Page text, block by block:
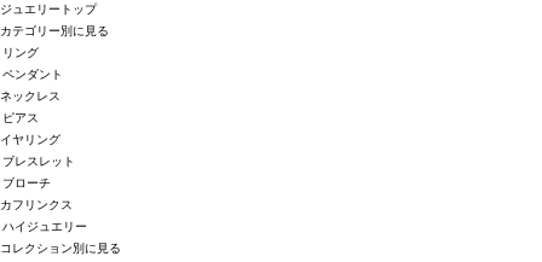
ジュエリートップ
カテゴリー別に見る
リング
ペンダント
ネックレス
ピアス
イヤリング
ブレスレット
ブローチ
カフリンクス
ハイジュエリー
コレクション別に見る